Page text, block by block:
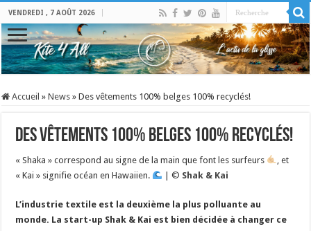
VENDREDI , 7 AOÛT 2026
Accueil » News » Des vêtements 100% belges 100% recyclés!
Des vêtements 100% belges 100% recyclés!
« Shaka » correspond au signe de la main que font les surfeurs
, et
« Kai » signifie océan en Hawaiien.
| © Shak & Kai
L’industrie textile est la deuxième la plus polluante au
monde. La start-up Shak & Kai est bien décidée à changer ce